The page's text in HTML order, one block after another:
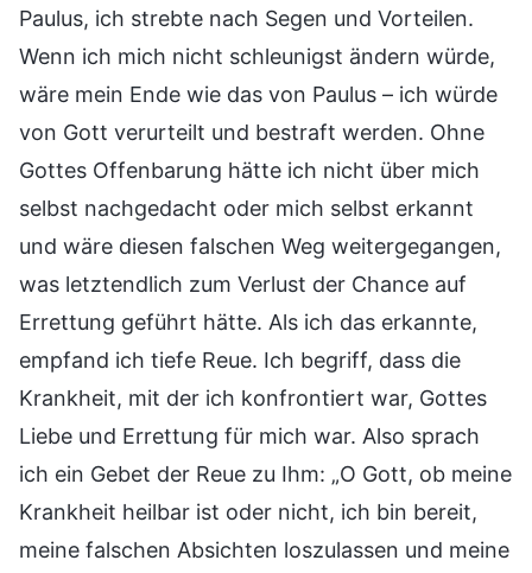
Paulus, ich strebte nach Segen und Vorteilen.
Wenn ich mich nicht schleunigst ändern würde,
wäre mein Ende wie das von Paulus – ich würde
von Gott verurteilt und bestraft werden. Ohne
Gottes Offenbarung hätte ich nicht über mich
selbst nachgedacht oder mich selbst erkannt
und wäre diesen falschen Weg weitergegangen,
was letztendlich zum Verlust der Chance auf
Errettung geführt hätte. Als ich das erkannte,
empfand ich tiefe Reue. Ich begriff, dass die
Krankheit, mit der ich konfrontiert war, Gottes
Liebe und Errettung für mich war. Also sprach
ich ein Gebet der Reue zu Ihm: „O Gott, ob meine
Krankheit heilbar ist oder nicht, ich bin bereit,
meine falschen Absichten loszulassen und meine